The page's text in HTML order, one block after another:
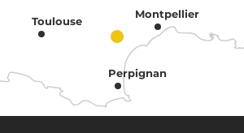
Toulouse
Montpellier
Perpignan